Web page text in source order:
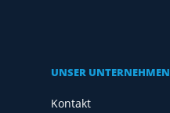
UNSER UNTERNEHMEN
Kontakt